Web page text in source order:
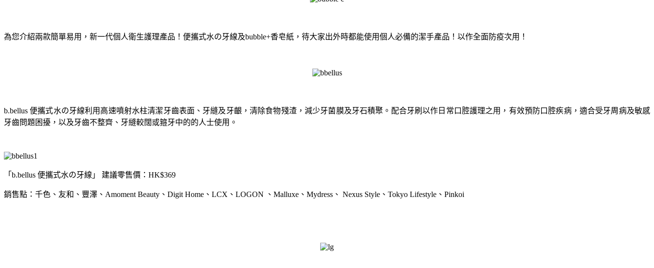
為您介紹兩款簡單易用，新一代個人衛生護理產品！便攜式水の牙線及bubble+香皂紙，待大家出外時都能使用個人必備的潔手產品！以作全面防疫次用！
b.bellus 便攜式水の牙線利用高速噴射水柱清潔牙齒表面、牙縫及牙齦，清除食物殘渣，減少牙菌膜及牙石積聚。配合牙刷以作日常口腔護理之用，有效預防口腔疾病，適合受牙周病及敏感
牙齒問題困擾，以及牙齒不整齊、牙縫較闊或箍牙中的的人士使用。
「b.bellus 便攜式水の牙線」 建議零售價：HK$369
銷售點：千色、友和、豐澤、Amoment Beauty、Digit Home、LCX、LOGON 、Malluxe、Mydress、 Nexus Style、Tokyo Lifestyle、Pinkoi